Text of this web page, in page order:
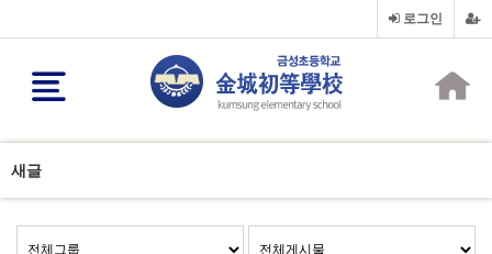
로그인
새글